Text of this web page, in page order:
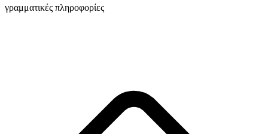
γραμματικές πληροφορίες